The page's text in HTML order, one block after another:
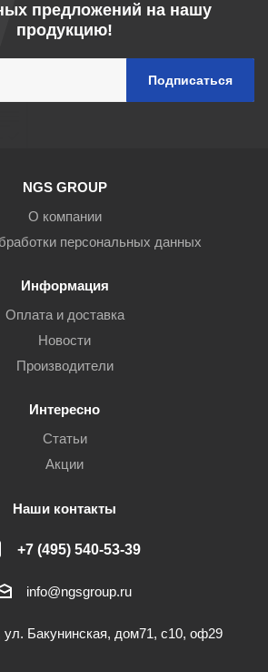
предложений на нашу
продукцию!
NGS GROUP
О компании
персональных данных
Информация
Оплата и доставка
Новости
Производители
Интересно
Статьи
Акции
Наши контакты
+7 (495) 540-53-39
info@ngsgroup.ru
ул. Бакунинская, дом71, с10, оф29